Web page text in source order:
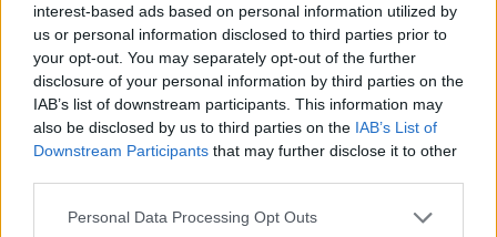
interest-based ads based on personal information utilized by
us or personal information disclosed to third parties prior to
your opt-out. You may separately opt-out of the further
disclosure of your personal information by third parties on the
IAB’s list of downstream participants. This information may
also be disclosed by us to third parties on the IAB’s List of
Downstream Participants that may further disclose it to other
Please note that this website/app uses one or more Google
Personal Data Processing Opt Outs
Jövő hét elején eldőlhet, ki tölti be a köztársasági elnöki
tisztséget. Az alaptörvényben rögzített harmincnapos
határidő...
Magyarország